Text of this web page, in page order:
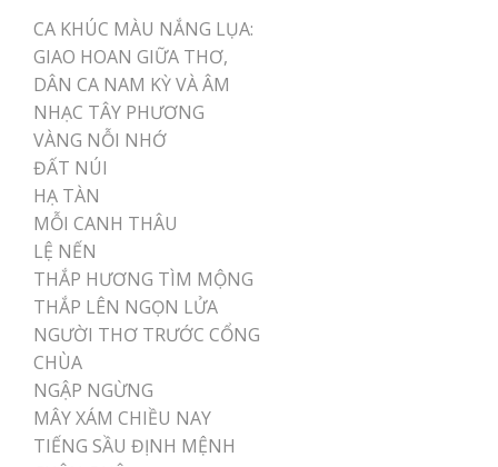
CA KHÚC MÀU NẮNG LỤA:
GIAO HOAN GIỮA THƠ,
DÂN CA NAM KỲ VÀ ÂM
NHẠC TÂY PHƯƠNG
VÀNG NỖI NHỚ
ĐẤT NÚI
HẠ TÀN
MỖI CANH THÂU
LỆ NẾN
THẮP HƯƠNG TÌM MỘNG
THẮP LÊN NGỌN LỬA
NGƯỜI THƠ TRƯỚC CỔNG
CHÙA
NGẬP NGỪNG
MÂY XÁM CHIỀU NAY
TIẾNG SẦU ĐỊNH MỆNH